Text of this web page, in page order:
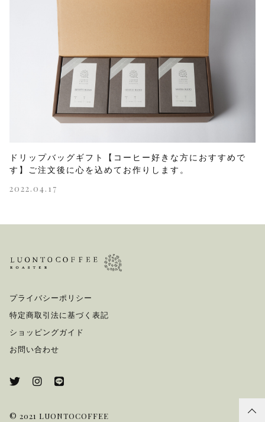
ドリップバッグギフト【コーヒー好きな方におすすめで
す】ご注文後に心を込めてお作りします。
2022.04.17
プライバシーポリシー
特定商取引法に基づく表記
ショッピングガイド
お問い合わせ
© 2021 LUONTOCOFFEE